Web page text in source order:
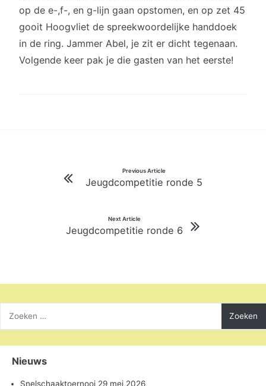
op de e-,f-, en g-lijn gaan opstomen, en op zet 45
gooit Hoogvliet de spreekwoordelijke handdoek
in de ring. Jammer Abel, je zit er dicht tegenaan.
Volgende keer pak je die gasten van het eerste!
navigatie
Previous Article
Jeugdcompetitie ronde 5
Next Article
Jeugdcompetitie ronde 6
naar:
Nieuws
Snelschaaktoernooi 29 mei 2026